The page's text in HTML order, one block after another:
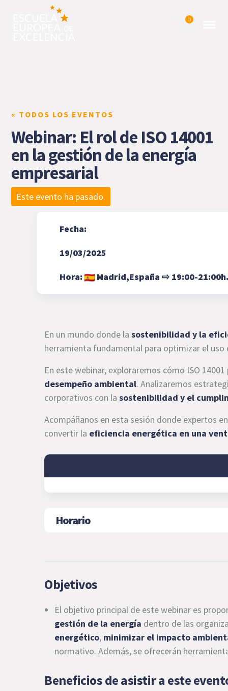
0
« TODOS LOS EVENTOS
Webinar: El rol de ISO 14001
en la gestión de la energía
empresarial
Este evento ha pasado.
Fecha:
19/03/2025
Hora: Madrid,España ⇨ 19:00-21:00h.
En un mundo donde la sostenibilidad y la
herramienta fundamental para optimizar el uso
En este webinar, exploraremos cómo ISO
desempeño ambiental. Analizaremos
corporativos con la sostenibilidad y el
Acompáñanos en esta sesión donde expertos
convertir la eficiencia energética en una
Horario
Objetivos
El objetivo principal de este webinar es
gestión de la energía dentro de las
energético, minimizar el impacto
normativo. Además, se ofrecerán
Beneficios de asistir a este